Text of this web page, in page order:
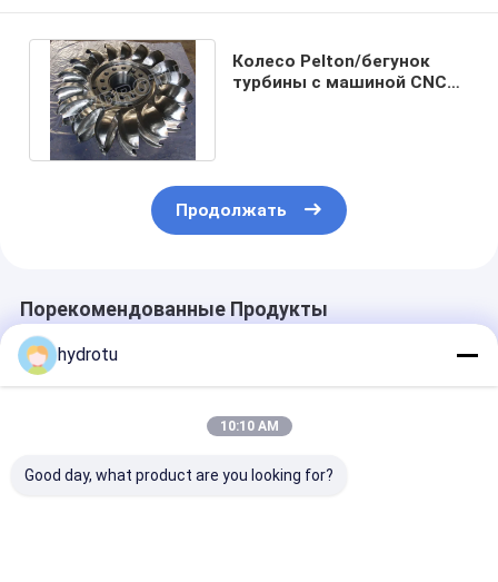
Колесо Pelton/бегунок
турбины с машиной CNC
Продолжать
Порекомендованные Продукты
hydrotu
10:10 AM
Good day, what product are you looking for?